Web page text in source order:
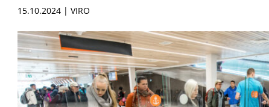
15.10.2024 | VIRO